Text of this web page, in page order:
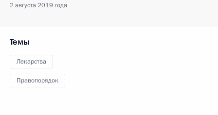
2 августа 2019 года
Темы
Лекарства
Правопорядок